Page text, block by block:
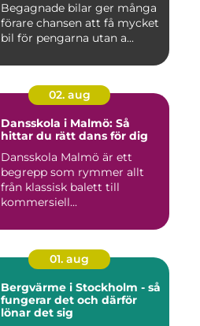
Begagnade bilar ger många
förare chansen att få mycket
bil för pengarna utan a...
02. aug
Dansskola i Malmö: Så
hittar du rätt dans för dig
Dansskola Malmö är ett
begrepp som rymmer allt
från klassisk balett till
kommersiell...
01. aug
Bergvärme i Stockholm - så
fungerar det och därför
lönar det sig